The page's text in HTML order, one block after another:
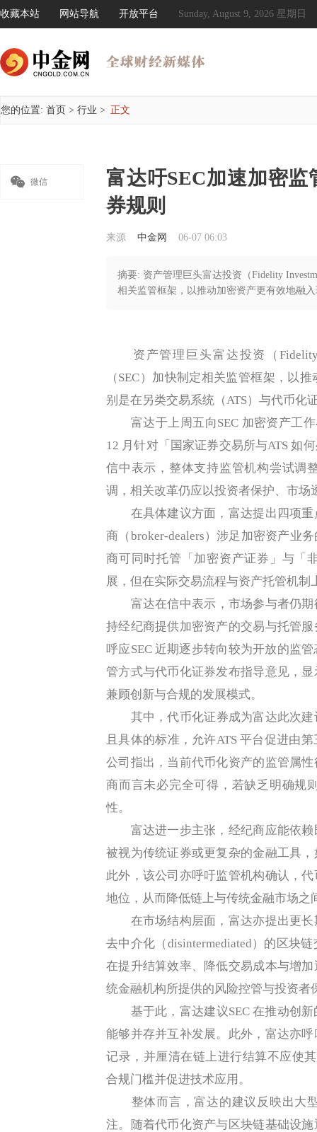
收藏本站 网站导航 开放平台 Sunday, August 9, 2026 星期日
您的位置: 首页 > 行业 > 正文
 微信
富达吁SEC加速加密
券规则
来源 中金网 06-07 06:03
摘要: 资产管理巨头富达投资（Fidelity
相关监管框架，以推动加密资产更有效地融
资产管理巨头富达投资（Fidelity
（SEC）加快制定相关监管框架，以
别是在另类交易系统（ATS）与代币化
富达于上周五向SEC 加密资产工作
12 月针对「国家证券交易所与ATS 如
信中表示，整体支持监管机构尝试调
调，相关改革仍应以投资者保护、市
在具体建议方面，富达提出四项重
商（broker-dealers）涉足加密资产业
商可同时托管「加密资产证券」与「
展，但在实际交易流程与资产托管机
富达在信中表示，市场参与者仍期
持经纪商提供加密资产的交易与托管
呼应SEC 近期逐步转向较为开放的监
管方式与代币化证券发布指导意见，
兼顾创新与合规的发展模式。
其中，代币化证券成为富达此次建
且具体的标准，允许ATS 平台促进由
公司指出，当前代币化资产的监管属
商而言未必完全可得，若缺乏明确规
性。
富达进一步主张，经纪商应能依赖
被视为传统证券或更复杂的金融工具
此外，该公司亦呼吁监管机构确认，
地位，从而降低链上与传统金融市场之
在市场结构层面，富达亦提出更长
去中介化（disintermediated）的区块
在提升结算效率、降低交易成本与增
统金融机构所提供的风险控管与投资者
基于此，富达建议SEC 在推动创新
能够并存并互补发展。此外，富达亦
记录，并厘清在链上进行结算不应使
合规门槛并促进技术应用。
整体而言，富达的建议反映出大型
注。随着代币化资产与区块链基础设